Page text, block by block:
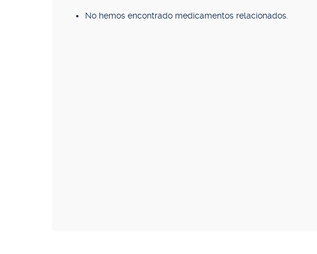
No hemos encontrado medicamentos relacionados.